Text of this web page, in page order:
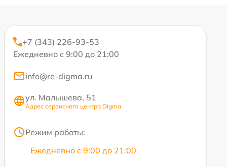
+7 (343) 226-93-53
Ежедневно с 9:00 до 21:00
info@re-digma.ru
ул. Малышева, 51
Адрес сервисного центра Digma
Режим работы:
Ежедневно с 9:00 до 21:00